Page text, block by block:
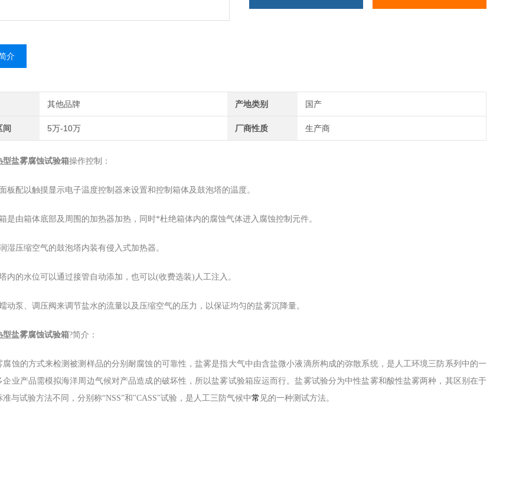
介
其他品牌 产地类别 国产
间 5万-10万 厂商性质 生产商
型盐雾腐蚀试验箱操作控制：
板配以触摸显示电子温度控制器来设置和控制箱体及鼓泡塔的温度。
是由箱体底部及周围的加热器加热，同时*杜绝箱体内的腐蚀气体进入腐蚀控制元件。
湿压缩空气的鼓泡塔内装有侵入式加热器。
内的水位可以通过接管自动添加，也可以(收费选装)人工注入。
动泵、调压阀来调节盐水的流量以及压缩空气的压力，以保证均匀的盐雾沉降量。
型盐雾腐蚀试验箱?简介：
腐蚀的方式来检测被测样品的分别耐腐蚀的可靠性，盐雾是指大气中由含盐微小液滴所构成的弥散系统，是人工环境三防系列中的一
企业产品需模拟海洋周边气候对产品造成的破坏性，所以盐雾试验箱应运而行。盐雾试验分为中性盐雾和酸性盐雾两种，其区别在于
准与试验方法不同，分别称“NSS”和"CASS"试验，是人工三防气候中常 见的一种测试方法。